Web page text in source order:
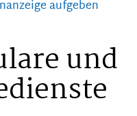
aufgeben
und